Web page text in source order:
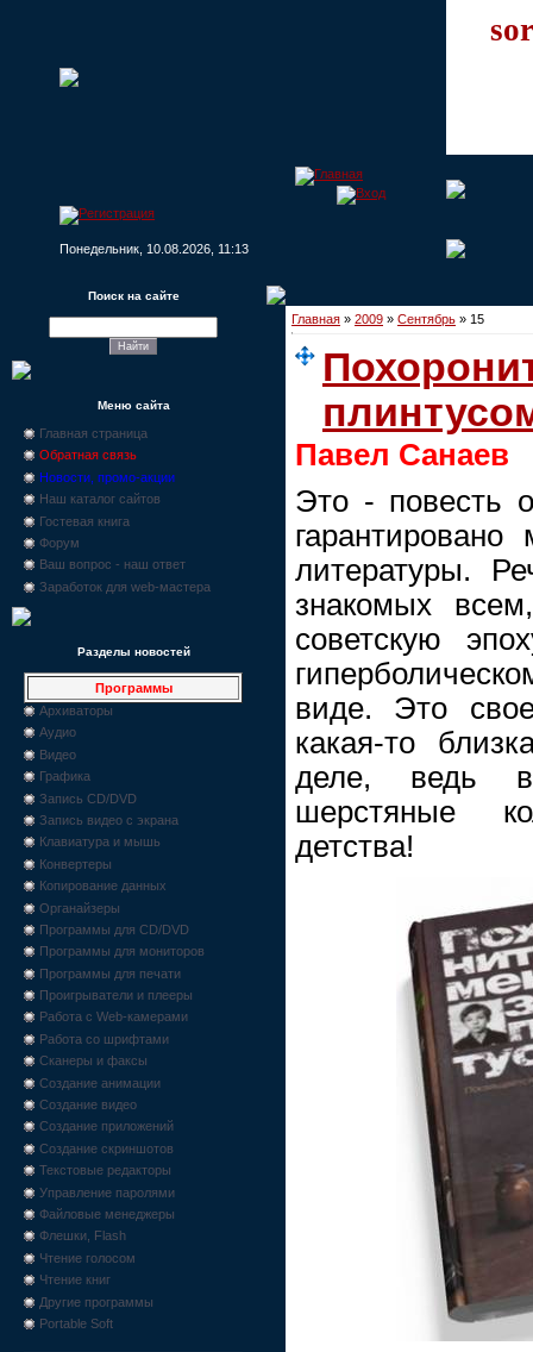
Понедельник, 10.08.2026, 11:13
Поиск на сайте
Меню сайта
Главная страница
Обратная связь
Новости, промо-акции
Наш каталог сайтов
Гостевая книга
Форум
Ваш вопрос - наш ответ
Заработок для web-мастера
Разделы новостей
Программы
Архиваторы
Аудио
Видео
Графика
Запись CD/DVD
Запись видео с экрана
Клавиатура и мышь
Конвертеры
Копирование данных
Органайзеры
Программы для CD/DVD
Программы для мониторов
Программы для печати
Проигрыватели и плееры
Работа с Web-камерами
Работа со шрифтами
Сканеры и факсы
Создание анимации
Создание видео
Создание приложений
Создание скриншотов
Текстовые редакторы
Управление паролями
Файловые менеджеры
Флешки, Flash
Чтение голосом
Чтение книг
Другие программы
Portable Soft
Главная » 2009 » Сентябрь » 15
Павел Санаев
Это - повесть
литературы.
знакомых
советскую
виде. Это
какая-то
деле, ведь
шерстяные
детства!